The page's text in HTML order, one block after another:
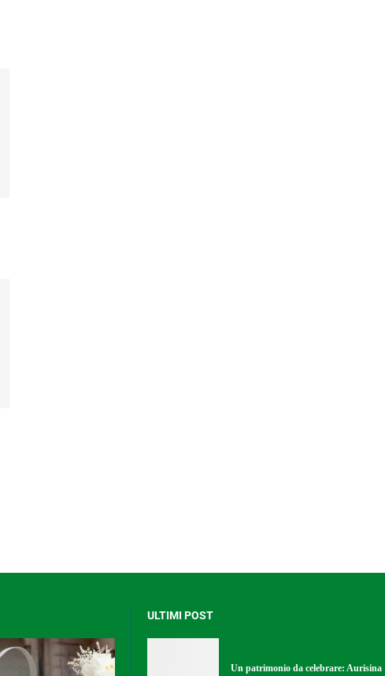
ULTIMI POST
Un patrimonio da celebrare: Aurisina